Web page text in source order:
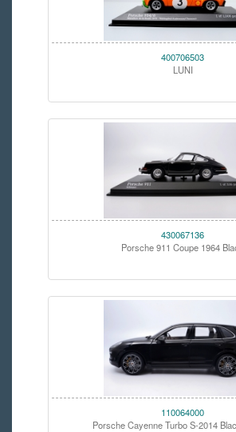
400706503
LUNI
430067136
Porsche 911 Coupe 1964
110064000
Porsche Cayenne Turbo S-2014